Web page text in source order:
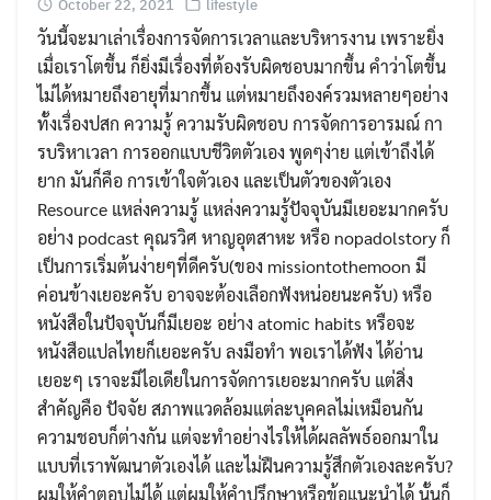
Search
for:
October 22, 2021 lifestyle
วันนี้จะมาเล่าเรื่องการจัดการเวลาและบริหารงาน เพราะยิ่ง
เมื่อเราโตขึ้น ก็ยิ่งมีเรื่องที่ต้องรับผิดชอบมากขึ้น คำว่าโตขึ้น
ไม่ได้หมายถึงอายุที่มากขึ้น แต่หมายถึงองค์รวมหลายๆอย่าง
ทั้งเรื่องปสก ความรู้ ความรับผิดชอบ การจัดการอารมณ์ กา
รบริหาเวลา การออกแบบชีวิตตัวเอง พูดๆง่าย แต่เข้าถึงได้
ยาก มันก็คือ การเข้าใจตัวเอง และเป็นตัวของตัวเอง
Resource แหล่งความรู้ แหล่งความรู้ปัจจุบันมีเยอะมากครับ
อย่าง podcast คุณรวิศ หาญอุตสาหะ หรือ nopadolstory ก็
เป็นการเริ่มต้นง่ายๆที่ดีครับ(ของ missiontothemoon มี
ค่อนข้างเยอะครับ อาจจะต้องเลือกฟังหน่อยนะครับ) หรือ
หนังสือในปัจจุบันก็มีเยอะ อย่าง atomic habits หรือจะ
หนังสือแปลไทยก็เยอะครับ ลงมือทำ พอเราได้ฟัง ได้อ่าน
เยอะๆ เราจะมีไอเดียในการจัดการเยอะมากครับ แต่สิ่ง
สำคัญคือ ปัจจัย สภาพแวดล้อมแต่ละบุคคลไม่เหมือนกัน
ความชอบก็ต่างกัน แต่จะทำอย่างไรให้ได้ผลลัพธ์ออกมาใน
แบบที่เราพัฒนาตัวเองได้ และไม่ฝืนความรู้สึกตัวเองละครับ?
ผมให้คำตอบไม่ได้ แต่ผมให้คำปรึกษาหรือข้อแนะนำได้ นั้นก็